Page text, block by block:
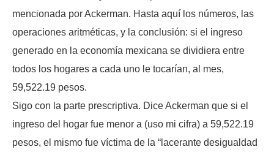
mencionada por Ackerman. Hasta aquí los números, las
operaciones aritméticas, y la conclusión: si el ingreso
generado en la economía mexicana se dividiera entre
todos los hogares a cada uno le tocarían, al mes,
59,522.19 pesos.
Sigo con la parte prescriptiva. Dice Ackerman que si el
ingreso del hogar fue menor a (uso mi cifra) a 59,522.19
pesos, el mismo fue víctima de la “lacerante desigualdad